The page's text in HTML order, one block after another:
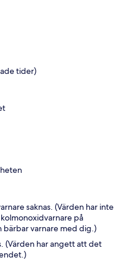
tider)
saknas. (Värden har inte
på
varnare med dig.)
(Värden har angett att det